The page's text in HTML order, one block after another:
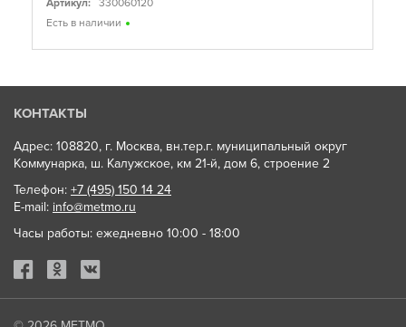
Артикул:
330060120
Есть в наличии
КОНТАКТЫ
Адрес: 108820, г. Москва, вн.тер.г. муниципальный округ
Коммунарка, ш. Калужское, км 21-й, дом 6, строение 2
Телефон: +7 (495) 150 14 24
E-mail: info@metmo.ru
Часы работы: ежедневно 10:00 - 18:00